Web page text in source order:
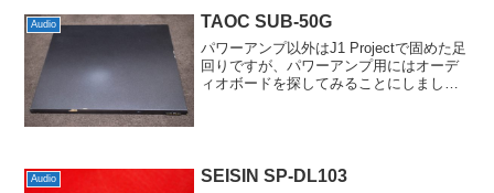
Audio TAOC SUB-50G
パワーアンプ以外はJ1 Projectで固めた足
回りですが、パワーアンプ用にはオーデ
ィオボードを探してみることにしまし
Audio SEISIN SP-DL103